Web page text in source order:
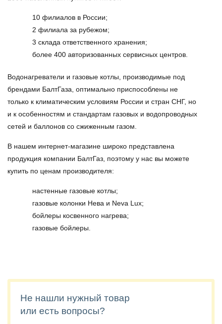
10 филиалов в России;
2 филиала за рубежом;
3 склада ответственного хранения;
более 400 авторизованных сервисных центров.
Водонагреватели и газовые котлы, производимые под
брендами БалтГаза, оптимально приспособлены не
только к климатическим условиям России и стран СНГ, но
и к особенностям и стандартам газовых и водопроводных
сетей и баллонов со сжиженным газом.
В нашем интернет-магазине широко представлена
продукция компании БалтГаз, поэтому у нас вы можете
купить по ценам производителя:
настенные газовые котлы;
газовые колонки Нева и Neva Lux;
бойлеры косвенного нагрева;
газовые бойлеры.
Не нашли нужный товар
или есть вопросы?